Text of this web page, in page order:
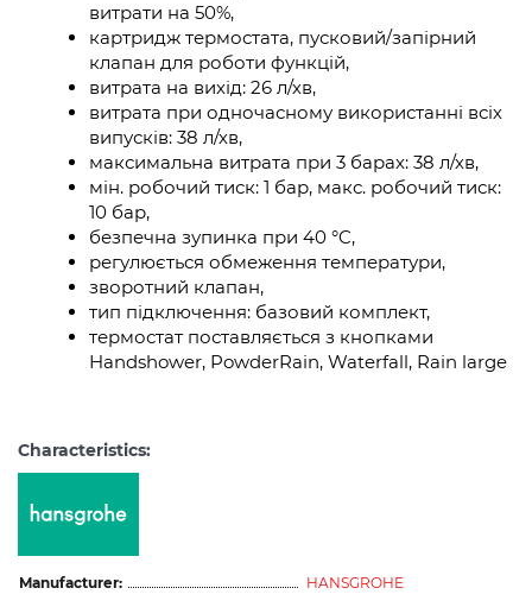
витрати на 50%,
картридж термостата, пусковий/запірний
клапан для роботи функцій,
витрата на вихід: 26 л/хв,
витрата при одночасному використанні всіх
випусків: 38 л/хв,
максимальна витрата при 3 барах: 38 л/хв,
мін. робочий тиск: 1 бар, макс. робочий тиск:
10 бар,
безпечна зупинка при 40 °C,
регулюється обмеження температури,
зворотний клапан,
тип підключення: базовий комплект,
термостат поставляється з кнопками
Handshower, PowderRain, Waterfall, Rain large
Characteristics:
Manufacturer:
HANSGROHE